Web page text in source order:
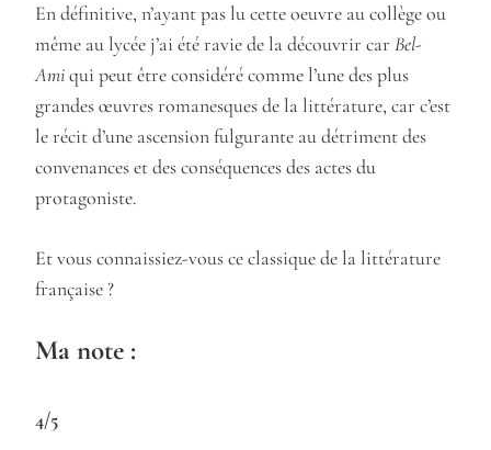
En définitive, n’ayant pas lu cette oeuvre au collège ou
même au lycée j’ai été ravie de la découvrir car Bel-
Amiqui peut être considéré comme l’une des plus
grandes œuvres romanesques de la littérature, car c’est
le récit d’une ascension fulgurante au détriment des
convenances et des conséquences des actes du
protagoniste.
Et vous connaissiez-vous ce classique de la littérature
française ?
Ma note :
4/5